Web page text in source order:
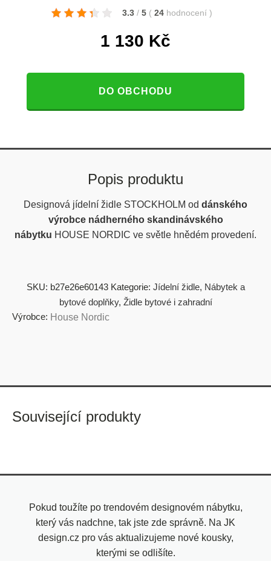
3.3 / 5 ( 24 hodnocení )
1 130 Kč
DO OBCHODU
Popis produktu
Designová jídelní židle STOCKHOLM od dánského
výrobce nádherného skandinávského
nábytku HOUSE NORDIC ve světle hnědém provedení.
SKU: b27e26e60143 Kategorie: Jídelní židle, Nábytek a
bytové doplňky, Židle bytové i zahradní
Výrobce: House Nordic
Související produkty
Pokud toužíte po trendovém designovém nábytku,
který vás nadchne, tak jste zde správně. Na JK
design.cz pro vás aktualizujeme nové kousky,
kterými se odlišíte.